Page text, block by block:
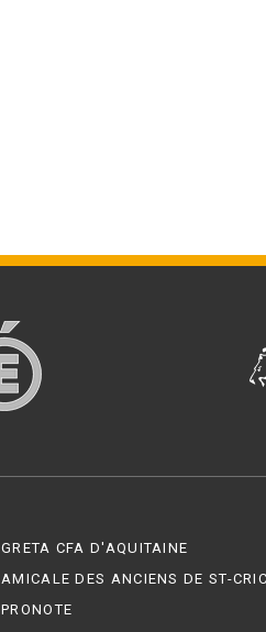
GRETA CFA D'AQUITAINE
AMICALE DES ANCIENS DE ST-
PRONOTE